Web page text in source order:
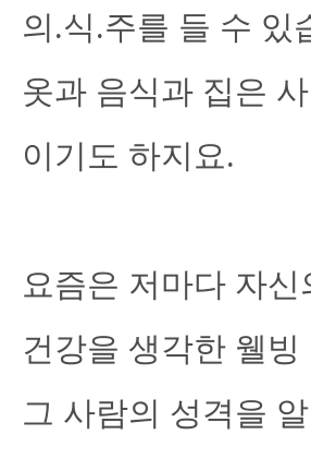
의.식.주를 들 수 있
옷과 음식과 집은
이기도 하지요.
요즘은 저마다 자
건강을 생각한 웰
그 사람의 성격을